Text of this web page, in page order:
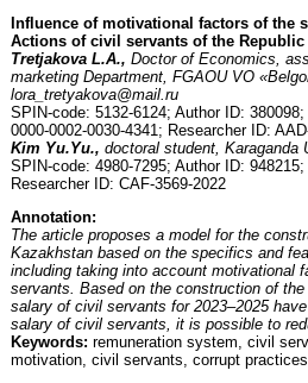
Influence of motivational factors of the
Actions of civil servants of the Republic
Tretjakovа L.A., Doctor of Economics,
marketing Department, FGAOU VO
lora_tretyakova@mail.ru
SPIN-code: 5132-6124; Author ID:
0000-0002-0030-4341; Researcher ID:
Kim Yu.Yu., doctoral student, Karaganda
SPIN-code: 4980-7295; Author ID:
Researcher ID: CAF-3569-2022
Annotation:
The article proposes a model for the
Kazakhstan based on the specifics and
including taking into account motivational
servants. Based on the construction of
salary of civil servants for 2023–2025
salary of civil servants, it is possible to
Keywords: remuneration system, civil
motivation, civil servants, corrupt